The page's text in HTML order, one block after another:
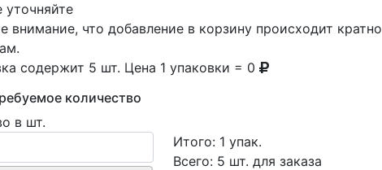
уточняйте
внимание, что добавление в корзину происходит кратно
содержит 5 шт. Цена 1 упаковки = 0
количество
в шт.
Итого: 1 упак.
Всего: 5 шт. для заказа